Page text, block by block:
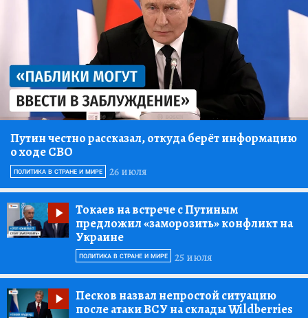
Путин честно рассказал, откуда берёт информацию
о ходе СВО
26 июля
ПОЛИТИКА В СТРАНЕ И МИРЕ
Токаев на встрече с Путиным
предложил «заморозить» конфликт на
Украине
25 июля
ПОЛИТИКА В СТРАНЕ И МИРЕ
Песков назвал непростой ситуацию
после атаки ВСУ на склады Wildberries